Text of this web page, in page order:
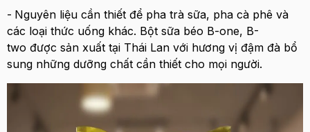
- Nguyên liệu cần thiết để pha trà sữa, pha cà phê và
các loại thức uống khác. Bột sữa béo B-one, B-
two được sản xuất tại Thái Lan với hương vị đậm đà bổ
sung những dưỡng chất cần thiết cho mọi người.